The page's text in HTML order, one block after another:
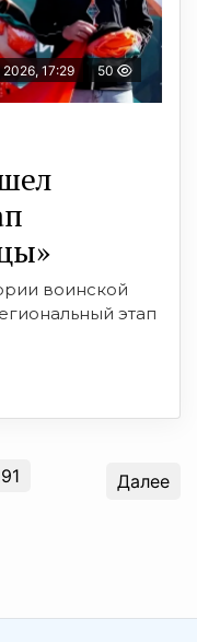
17:29 50
воинской
этап
Далее